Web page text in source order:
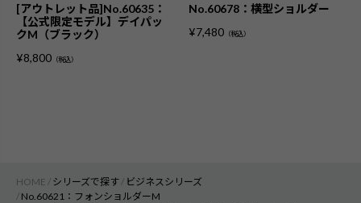
[アウトレット品]No.60635：
【公式限定モデル】デイパッ
クM（ブラック）
¥8,800 （税込）
No.60678：横型ショルダー
¥7,480 （税込）
HOME シリーズで探す
ビジネスシリーズ
No.60621：フォンショルダーM